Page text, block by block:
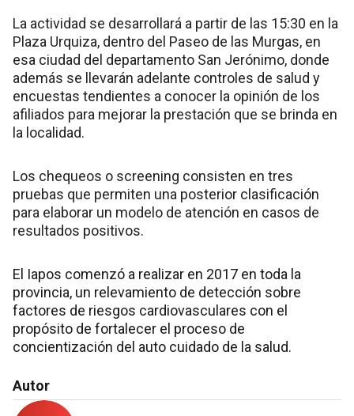
La actividad se desarrollará a partir de las 15:30 en la
Plaza Urquiza, dentro del Paseo de las Murgas, en
esa ciudad del departamento San Jerónimo, donde
además se llevarán adelante controles de salud y
encuestas tendientes a conocer la opinión de los
afiliados para mejorar la prestación que se brinda en
la localidad.
Los chequeos o screening consisten en tres
pruebas que permiten una posterior clasificación
para elaborar un modelo de atención en casos de
resultados positivos.
El Iapos comenzó a realizar en 2017 en toda la
provincia, un relevamiento de detección sobre
factores de riesgos cardiovasculares con el
propósito de fortalecer el proceso de
concientización del auto cuidado de la salud.
Autor